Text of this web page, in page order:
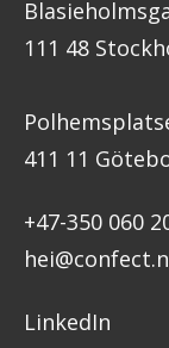
111 48
411 11
+47-350 060
LinkedIn